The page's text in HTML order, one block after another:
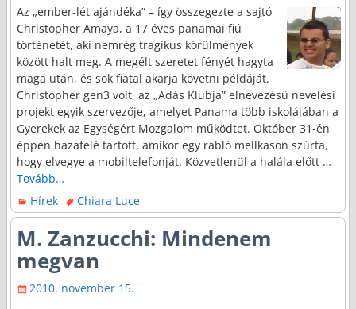
Az „ember-lét ajándéka” – így összegezte a sajtó
Christopher Amaya, a 17 éves panamai fiú
történetét, aki nemrég tragikus körülmények
között halt meg. A megélt szeretet fényét hagyta
maga után, és sok fiatal akarja követni példáját.
Christopher gen3 volt, az „Adás Klubja” elnevezésű nevelési
projekt egyik szervezője, amelyet Panama több iskolájában a
Gyerekek az Egységért Mozgalom működtet. Október 31-én
éppen hazafelé tartott, amikor egy rabló mellkason szúrta,
hogy elvegye a mobiltelefonját. Közvetlenül a halála előtt …
Tovább…
Hírek
Chiara Luce
M. Zanzucchi: Mindenem
megvan
2010. november 15.